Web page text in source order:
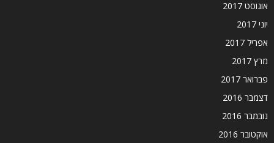
אוגוסט 2017
יוני 2017
אפריל 2017
מרץ 2017
פברואר 2017
דצמבר 2016
נובמבר 2016
אוקטובר 2016